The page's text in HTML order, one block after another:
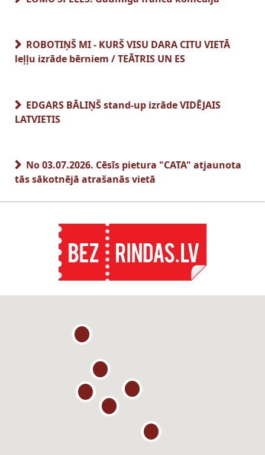
ROBOTIŅŠ MI - KURŠ VISU DARA CITU VIETĀ
leļļu izrāde bērniem / TEĀTRIS UN ES
EDGARS BĀLIŅŠ stand-up izrāde VIDĒJAIS
LATVIETIS
No 03.07.2026. Cēsīs pietura "CATA" atjaunota
tās sākotnējā atrašanās vietā